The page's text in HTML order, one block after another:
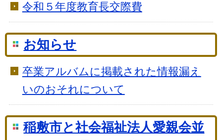
令和５年度教育長交際費
お知らせ
卒業アルバムに掲載された情報漏え
いのおそれについて
稲敷市と社会福祉法人愛親会並